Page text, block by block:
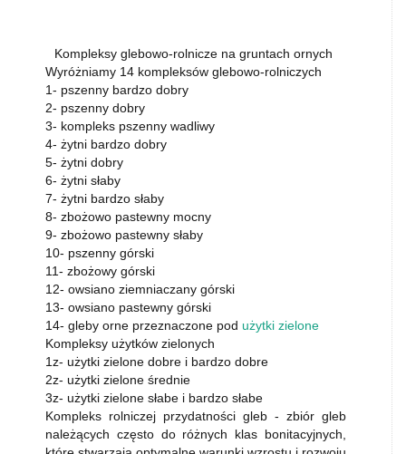
Kompleksy glebowo-rolnicze na gruntach ornych
Wyróżniamy 14 kompleksów glebowo-rolniczych
1- pszenny bardzo dobry
2- pszenny dobry
3- kompleks pszenny wadliwy
4- żytni bardzo dobry
5- żytni dobry
6- żytni słaby
7- żytni bardzo słaby
8- zbożowo pastewny mocny
9- zbożowo pastewny słaby
10- pszenny górski
11- zbożowy górski
12- owsiano ziemniaczany górski
13- owsiano pastewny górski
14- gleby orne przeznaczone pod użytki zielone
Kompleksy użytków zielonych
1z- użytki zielone dobre i bardzo dobre
2z- użytki zielone średnie
3z- użytki zielone słabe i bardzo słabe
Kompleks rolniczej przydatności gleb - zbiór gleb
należących często do różnych klas bonitacyjnych,